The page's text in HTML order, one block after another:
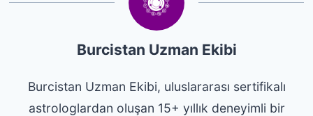
Burcistan Uzman Ekibi
Burcistan Uzman Ekibi, uluslararası sertifikalı
astrologlardan oluşan 15+ yıllık deneyimli bir